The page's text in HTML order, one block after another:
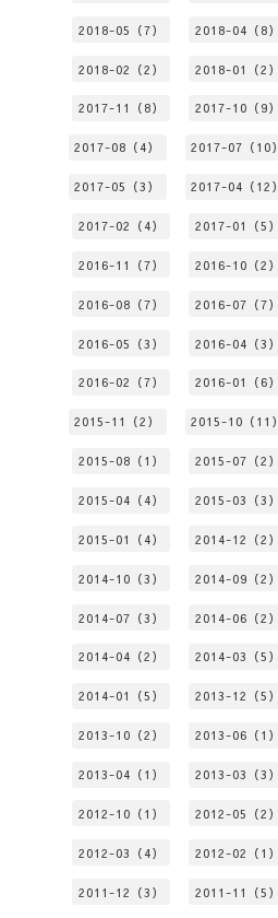
2018-05（7） 2018-04（8）
2018-02（2） 2018-01（2）
2017-11（8） 2017-10（9）
2017-08（4） 2017-07（10）
2017-05（3） 2017-04（12）
2017-02（4） 2017-01（5）
2016-11（7） 2016-10（2）
2016-08（7） 2016-07（7）
2016-05（3） 2016-04（3）
2016-02（7） 2016-01（6）
2015-11（2） 2015-10（11）
2015-08（1） 2015-07（2）
2015-04（4） 2015-03（3）
2015-01（4） 2014-12（2）
2014-10（3） 2014-09（2）
2014-07（3） 2014-06（2）
2014-04（2） 2014-03（5）
2014-01（5） 2013-12（5）
2013-10（2） 2013-06（1）
2013-04（1） 2013-03（3）
2012-10（1） 2012-05（2）
2012-03（4） 2012-02（1）
2011-12（3） 2011-11（5）